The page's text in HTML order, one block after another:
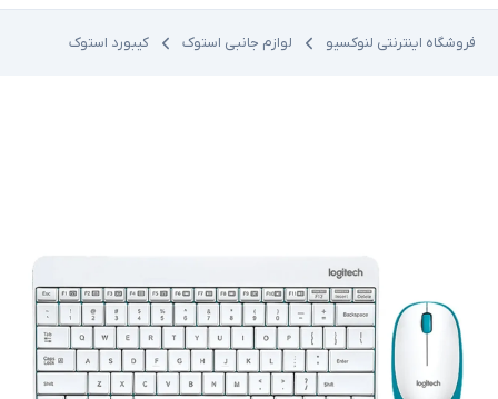
فروشگاه اینترنتی لنوکسیو لوازم جانبی استوک کیبورد استوک